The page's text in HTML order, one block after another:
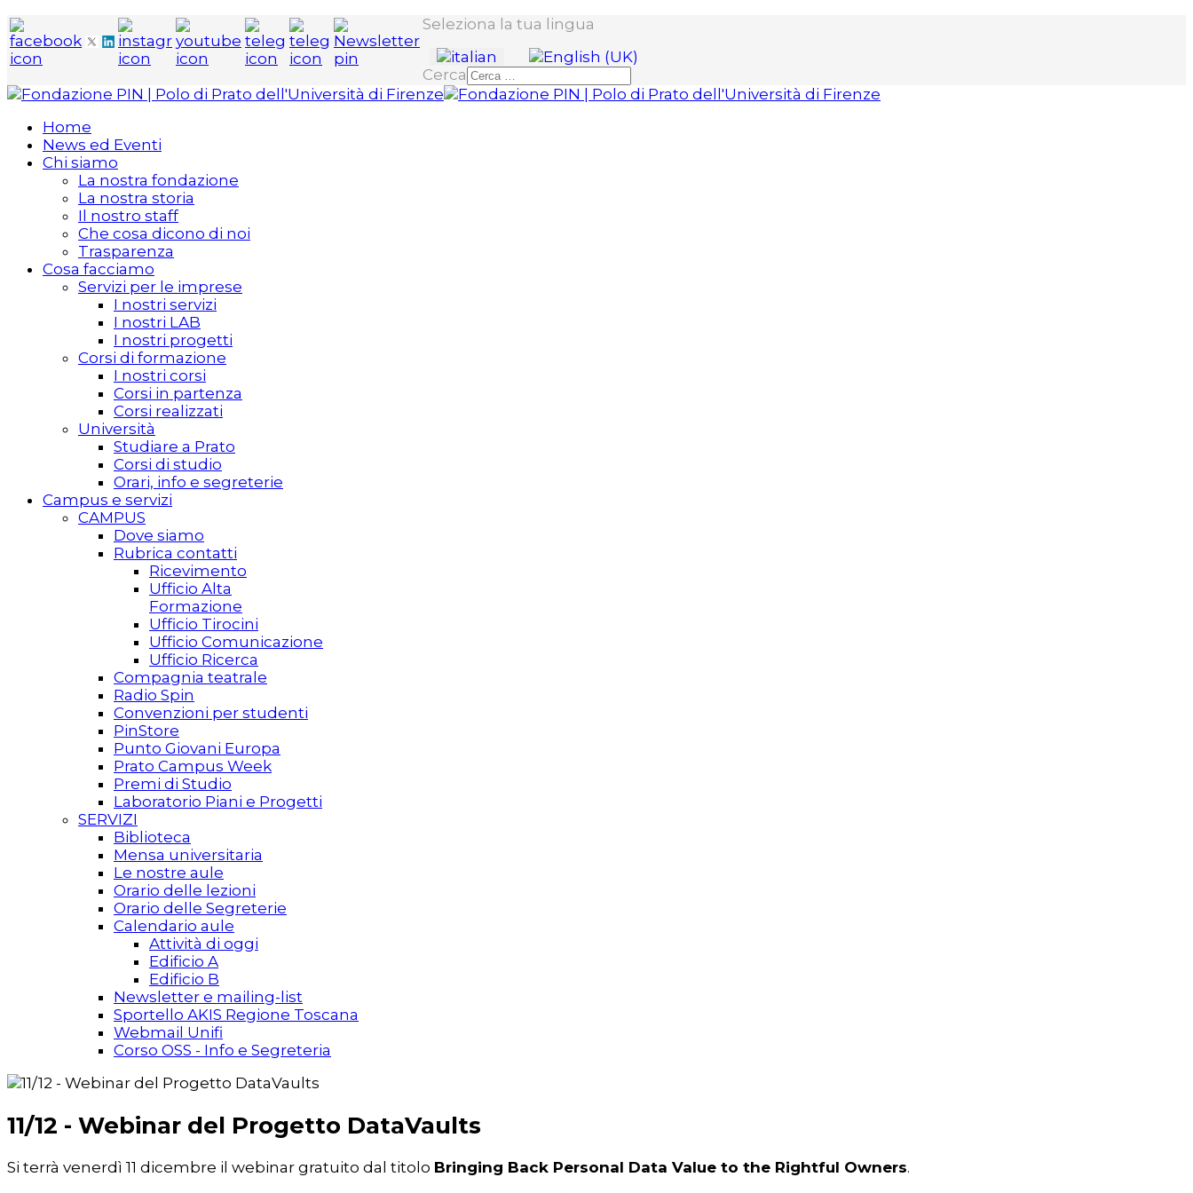
Seleziona la tua lingua
Cerca
Home
News ed Eventi
Chi siamo
La nostra fondazione
La nostra storia
Il nostro staff
Che cosa dicono di noi
Trasparenza
Cosa facciamo
Servizi per le imprese
I nostri servizi
I nostri LAB
I nostri progetti
Corsi di formazione
I nostri corsi
Corsi in partenza
Corsi realizzati
Università
Studiare a Prato
Corsi di studio
Orari, info e segreterie
Campus e servizi
CAMPUS
Dove siamo
Rubrica contatti
Ricevimento
Ufficio Alta
Formazione
Ufficio Tirocini
Ufficio Comunicazione
Ufficio Ricerca
Compagnia teatrale
Radio Spin
Convenzioni per studenti
PinStore
Punto Giovani Europa
Prato Campus Week
Premi di Studio
Laboratorio Piani e Progetti
SERVIZI
Biblioteca
Mensa universitaria
Le nostre aule
Orario delle lezioni
Orario delle Segreterie
Calendario aule
Attività di oggi
Edificio A
Edificio B
Newsletter e mailing-list
Sportello AKIS Regione Toscana
Webmail Unifi
Corso OSS - Info e Segreteria
11/12 - Webinar del Progetto DataVaults
Si terrà venerdì 11 dicembre il webinar gratuito dal titolo Bringing Back Personal Data Value to the Rightful Owners.